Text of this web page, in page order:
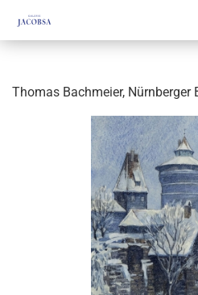
Thomas Bachmeier, Nürnberger